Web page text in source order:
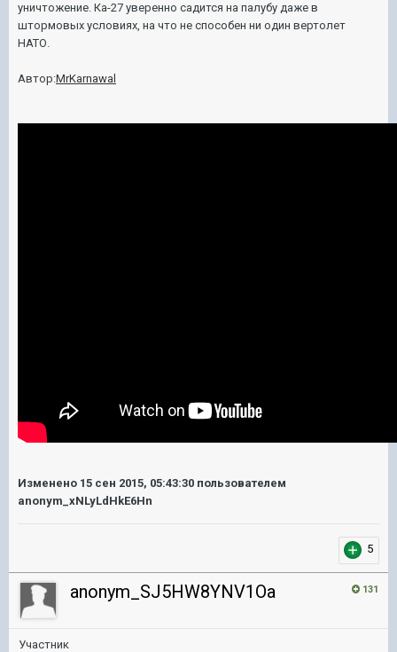
уничтожение. Ка-27 уверенно садится на палубу даже в
штормовых условиях, на что не способен ни один вертолeт
НАТО.
Автор:MrKarnawal
Изменено 15 сен 2015, 05:43:30 пользователем
anonym_xNLyLdHkE6Hn
5
131
anonym_SJ5HW8YNV1Oa
Участник